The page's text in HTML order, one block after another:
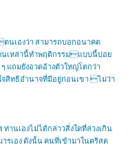
นเองว่า สามารถบอกอนาคต
เหล่านี้ทำพฤติกรรมแบบนี้บ่อย
แถมยังอวดอ้างตัวใหญ่โตกว่า
สิทธิอำนาจที่มีอยู่ก่อนเขา ไม่ว่า
ท่านเองไม่ได้กล่าวสิ่งใดที่ล่วงเกิน
รเอง ดังนั้น คนที่เข้ามาในคริสต